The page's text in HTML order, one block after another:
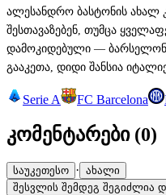
ალესანდრო ბასტონის ახალ
შესთავაზებენ, თუმცა
დამოკიდებული —
გააკეთა, დიდი შანსია
Serie A FC Barcelona
კომენტარები (0)
საუკეთესო · ახალი
შესვლის შემდეგ შეგიძლია